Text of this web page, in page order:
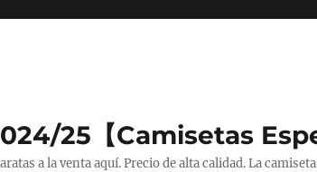
25【Camisetas
a la venta aquí. Precio de alta calidad. La